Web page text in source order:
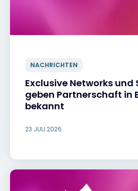
NACHRICHTEN
Exclusive Networks und
geben Partnerschaft in
bekannt
23 JULI 2026